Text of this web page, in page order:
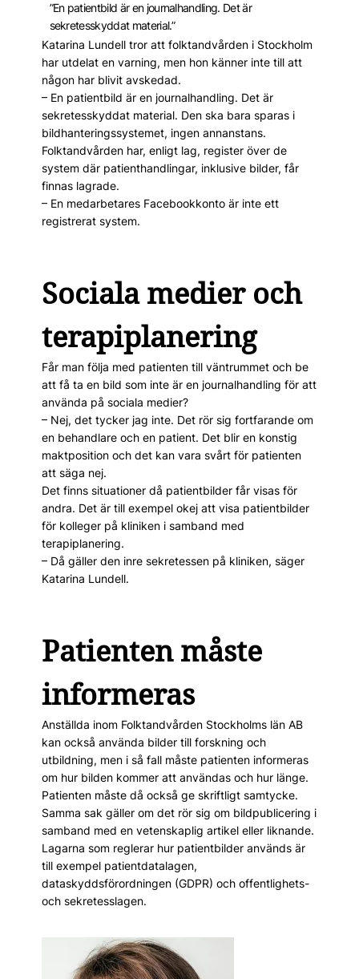
”En patientbild är en journalhandling. Det är
sekretesskyddat material.”
Katarina Lundell tror att folktandvården i Stockholm
har utdelat en varning, men hon känner inte till att
någon har blivit avskedad.
– En patientbild är en journalhandling. Det är
sekretesskyddat material. Den ska bara sparas i
bildhanteringssystemet, ingen annanstans.
Folktandvården har, enligt lag, register över de
system där patienthandlingar, inklusive bilder, får
finnas lagrade.
– En medarbetares Facebookkonto är inte ett
registrerat system.
Sociala medier och
terapiplanering
Får man följa med patienten till väntrummet och be
att få ta en bild som inte är en journalhandling för att
använda på sociala medier?
– Nej, det tycker jag inte. Det rör sig fortfarande om
en behandlare och en patient. Det blir en konstig
maktposition och det kan vara svårt för patienten
att säga nej.
Det finns situationer då patientbilder får visas för
andra. Det är till exempel okej att visa patientbilder
för kolleger på kliniken i samband med
terapiplanering.
– Då gäller den inre sekretessen på kliniken, säger
Katarina Lundell.
Patienten måste
informeras
Anställda inom Folktandvården Stockholms län AB
kan också använda bilder till forskning och
utbildning, men i så fall måste patienten informeras
om hur bilden kommer att användas och hur länge.
Patienten måste då också ge skriftligt samtycke.
Samma sak gäller om det rör sig om bildpublicering i
samband med en vetenskaplig artikel eller liknande.
Lagarna som reglerar hur patientbilder används är
till exempel patientdatalagen,
dataskyddsförordningen (GDPR) och offentlighets-
och sekretesslagen.